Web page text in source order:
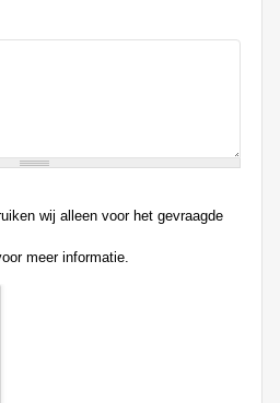
wij alleen voor het gevraagde
meer informatie.